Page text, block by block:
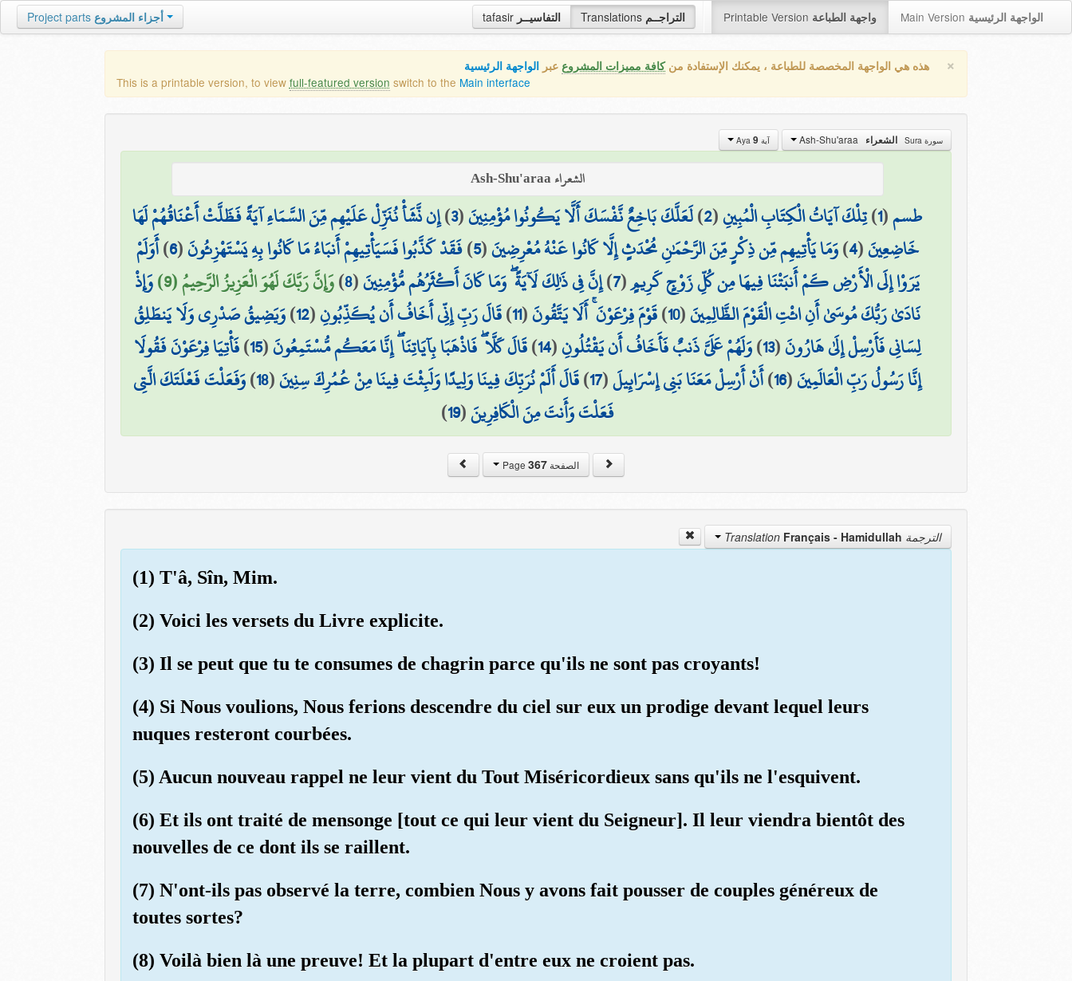
tafasir التفاسيــر Translations التراجــم Printable Version واجهة الطباعة Main Version الواجهة الرئيسية Project parts أجزاء المشروع
× هذه هي الواجهة المخصصة للطباعة ، يمكنك الإستفادة منكافة مميزات المشروع عبر الواجهة الرئيسية
This is a printable version, to view full-featured version switch to the Main interface
سورة Sura الشعراء آية Aya 9
الشعراء Ash-Shu'araa
طسم(
1
)تِلْكَ آيَاتُ الْكِتَابِ الْمُبِينِ(
2
)لَعَلَّكَ بَاخِعٌ نَّفْسَكَ أَلَّا يَكُونُوا مُؤْمِنِينَ(
3
)إِن نَّشَأْ نُنَزِّلْ عَلَيْهِم مِّنَ السَّمَاءِ آيَةً فَظَلَّتْ أَعْنَاقُهُمْ لَهَا
خَاضِعِينَ(
4
)وَمَا يَأْتِيهِم مِّن ذِكْرٍ مِّنَ الرَّحْمَٰنِ مُحْدَثٍ إِلَّا كَانُوا عَنْهُ مُعْرِضِينَ(
5
)فَقَدْ كَذَّبُوا فَسَيَأْتِيهِمْ أَنبَاءُ مَا كَانُوا بِهِ يَسْتَهْزِئُونَ(
6
)أَوَلَمْ
يَرَوْا إِلَى الْأَرْضِ كَمْ أَنبَتْنَا فِيهَا مِن كُلِّ زَوْجٍ كَرِيمٍ(
7
)إِنَّ فِي ذَٰلِكَ لَآيَةً ۖ وَمَا كَانَ أَكْثَرُهُم مُّؤْمِنِينَ(
8
)وَإِنَّ رَبَّكَ لَهُوَ الْعَزِيزُ الرَّحِيمُ (9) وَإِذْ
نَادَىٰ رَبُّكَ مُوسَىٰ أَنِ ائْتِ الْقَوْمَ الظَّالِمِينَ(
10
)قَوْمَ فِرْعَوْنَ ۚ أَلَا يَتَّقُونَ(
11
)قَالَ رَبِّ إِنِّي أَخَافُ أَن يُكَذِّبُونِ(
12
)وَيَضِيقُ صَدْرِي وَلَا يَنطَلِقُ
لِسَانِي فَأَرْسِلْ إِلَىٰ هَارُونَ(
13
)وَلَهُمْ عَلَيَّ ذَنبٌ فَأَخَافُ أَن يَقْتُلُونِ(
14
)قَالَ كَلَّا ۖ فَاذْهَبَا بِآيَاتِنَا ۖ إِنَّا مَعَكُم مُّسْتَمِعُونَ(
15
)فَأْتِيَا فِرْعَوْنَ فَقُولَا
إِنَّا رَسُولُ رَبِّ الْعَالَمِينَ(
16
)أَنْ أَرْسِلْ مَعَنَا بَنِي إِسْرَائِيلَ(
17
)قَالَ أَلَمْ نُرَبِّكَ فِينَا وَلِيدًا وَلَبِثْتَ فِينَا مِنْ عُمُرِكَ سِنِينَ(
18
)وَفَعَلْتَ فَعْلَتَكَ الَّتِي
فَعَلْتَ وَأَنتَ مِنَ الْكَافِرِينَ(
19
)
الصفحة Page367
الترجمة Translation Français - Hamidullah
(1) T'â, Sîn, Mim.
(2) Voici les versets du Livre explicite.
(3) Il se peut que tu te consumes de chagrin parce qu'ils ne sont pas croyants!
(4) Si Nous voulions, Nous ferions descendre du ciel sur eux un prodige devant lequel leurs
nuques resteront courbées.
(5) Aucun nouveau rappel ne leur vient du Tout Miséricordieux sans qu'ils ne l'esquivent.
(6) Et ils ont traité de mensonge [tout ce qui leur vient du Seigneur]. Il leur viendra bientôt des
nouvelles de ce dont ils se raillent.
(7) N'ont-ils pas observé la terre, combien Nous y avons fait pousser de couples généreux de
toutes sortes?
(8) Voilà bien là une preuve! Et la plupart d'entre eux ne croient pas.